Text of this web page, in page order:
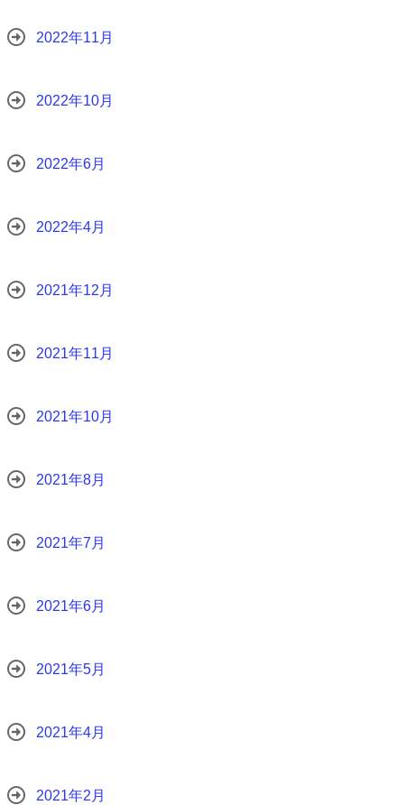
2022年11月
2022年10月
2022年6月
2022年4月
2021年12月
2021年11月
2021年10月
2021年8月
2021年7月
2021年6月
2021年5月
2021年4月
2021年2月